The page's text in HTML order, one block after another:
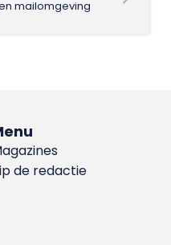
mailomgeving
de redactie